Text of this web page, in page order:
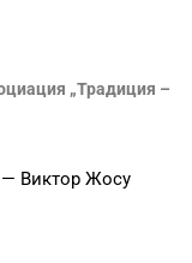
„Традиция –
— Виктор Жосу